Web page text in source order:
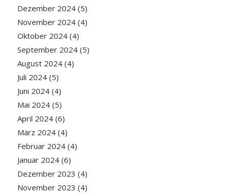
Dezember 2024(5)
November 2024(4)
Oktober 2024(4)
September 2024(5)
August 2024(4)
Juli 2024(5)
Juni 2024(4)
Mai 2024(5)
April 2024(6)
März 2024(4)
Februar 2024(4)
Januar 2024(6)
Dezember 2023 (4)
November 2023 (4)